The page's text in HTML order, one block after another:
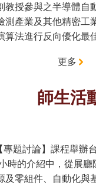
授參與之半導體
測產業及其他精密
法進行反向優化
更多
師生活
題討論】課程舉辦
時的介紹中，從展
及零組件、自動化與